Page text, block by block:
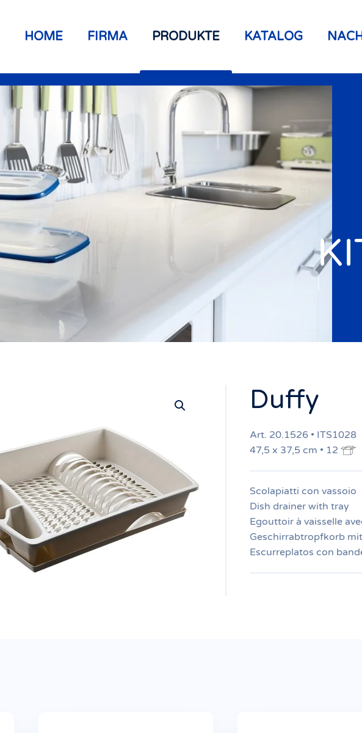
HOME FIRMA PRODUKTE KATALOG
Duffy
Art. 20.1526 • ITS1028
47,5 x 37,5 cm • 12
Scolapiatti con vassoio
Dish drainer with tray
Egouttoir à vaisselle
Geschirrabtropfkorb
Escurreplatos con